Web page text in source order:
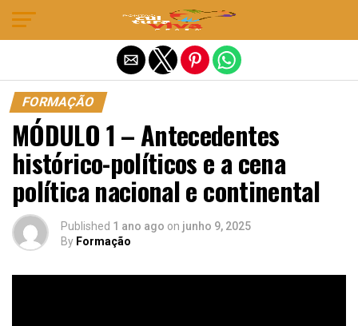
FORMAÇÃO
MÓDULO 1 – Antecedentes
histórico-políticos e a cena
política nacional e continental
Published 1 ano ago on junho 9, 2025
By Formação
Sair da versão mobile